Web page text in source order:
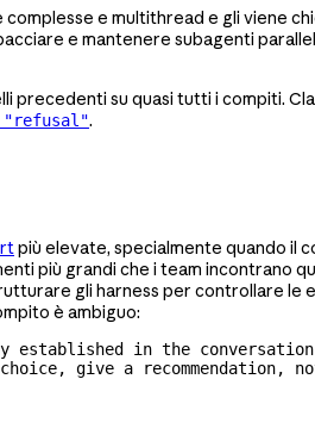
e multithread e gli viene
e mantenere subagenti
su quasi tutti i compiti.
"refusal".
più elevate, specialmente quando il
più grandi che i team incontrano
gli harness per controllare le
è ambiguo:
established in the
give a